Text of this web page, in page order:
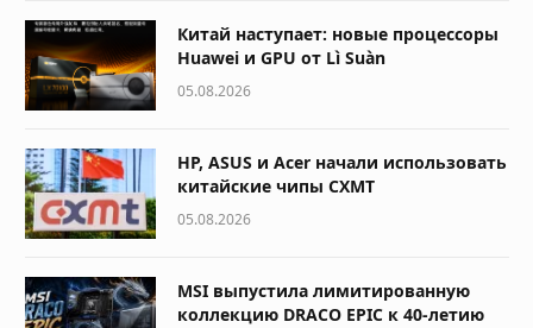
Китай наступает: новые процессоры
Huawei и GPU от Lì Suàn
05.08.2026
HP, ASUS и Acer начали использовать
китайские чипы CXMT
05.08.2026
MSI выпустила лимитированную
коллекцию DRACO EPIC к 40-летию